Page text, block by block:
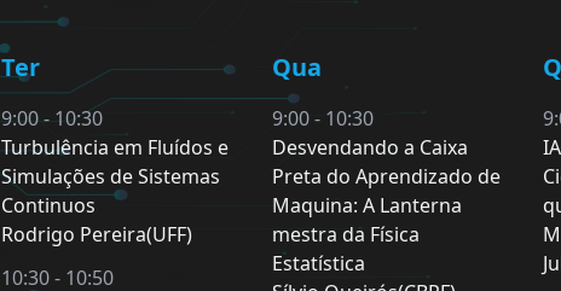
Ter
9:00 - 10:30
Turbulência em Fluídos e
Simulações de Sistemas
Continuos
Rodrigo Pereira(UFF)
10:30 - 10:50
Qua
9:00 - 10:30
Desvendando a Caixa
Preta do Aprendizado de
Maquina: A Lanterna
mestra da Física
Estatística